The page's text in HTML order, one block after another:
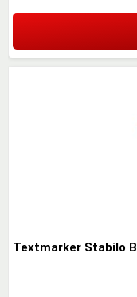
Textmarker Stabilo